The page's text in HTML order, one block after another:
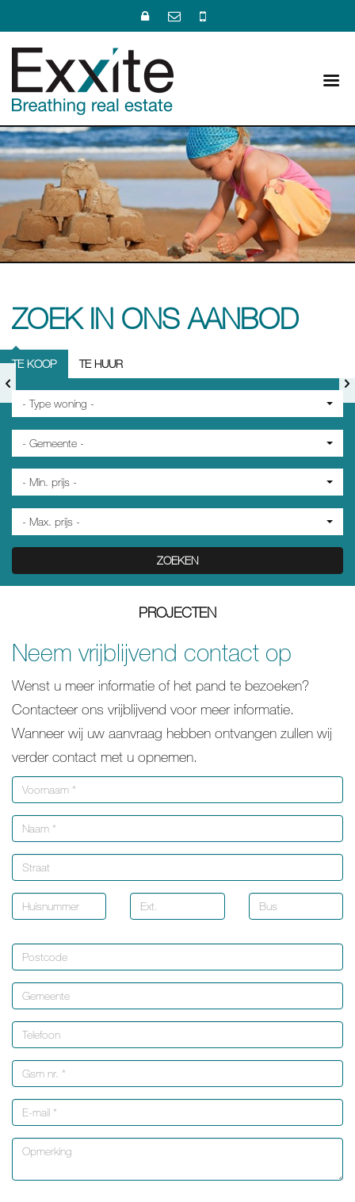
ZOEK IN ONS AANBOD
- Type woning -
- Gemeente -
- Min. prijs -
- Max. prijs -
ZOEKEN
TE KOOP TE HUUR
PROJECTEN
Neem vrijblijvend contact op
Wenst u meer informatie of het pand te bezoeken?
Contacteer ons vrijblijvend voor meer informatie.
Wanneer wij uw aanvraag hebben ontvangen zullen wij
verder contact met u opnemen.